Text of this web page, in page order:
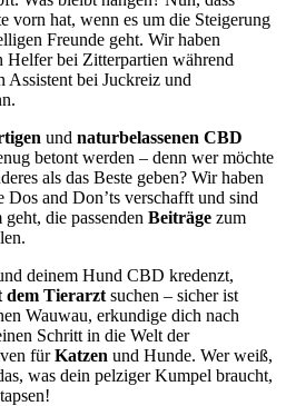
vorn hat, wenn es um die Steigerung
Freunde geht. Wir haben
Helfer bei Zitterpartien während
Assistent bei Juckreiz und
und naturbelassenen CBD
betont werden – denn wer möchte
als das Beste geben? Wir haben
Dos and Don’ts verschafft und sind
die passenden Beiträge zum
deinem Hund CBD kredenzt,
dem Tierarzt suchen – sicher ist
Wauwau, erkundige dich nach
Schritt in die Welt der
fürKatzen und Hunde. Wer weiß,
was dein pelziger Kumpel braucht,